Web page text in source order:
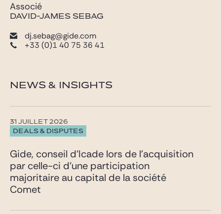
Associé
DAVID-JAMES SEBAG
dj.sebag@gide.com
+33 (0)1 40 75 36 41
NEWS & INSIGHTS
DEALS & DISPUTES
31 JUILLET 2026
Gide, conseil d’Icade lors de l’acquisition
par celle-ci d’une participation
majoritaire au capital de la société
Comet